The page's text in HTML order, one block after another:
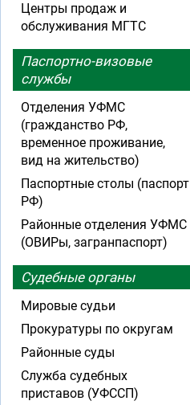
Центры продаж и
обслуживания МГТС
Паспортно-визовые
службы
Отделения УФМС
(гражданство РФ,
временное проживание,
вид на жительство)
Паспортные столы (паспорт
РФ)
Районные отделения УФМС
(ОВИРы, загранпаспорт)
Судебные органы
Мировые судьи
Прокуратуры по округам
Районные суды
Служба судебных
приставов (УФССП)